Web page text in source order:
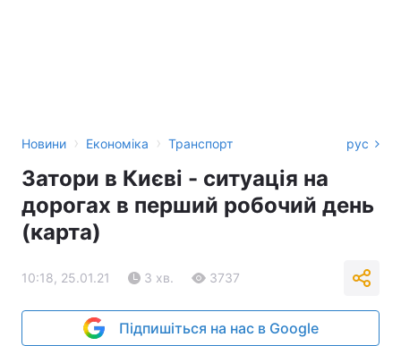
Новини › Економіка › Транспорт рус
Затори в Києві - ситуація на
дорогах в перший робочий день
(карта)
10:18, 25.01.21 3 хв. 3737
Підпишіться на нас в Google